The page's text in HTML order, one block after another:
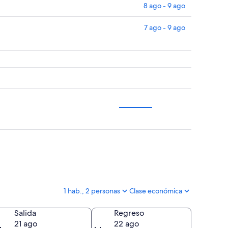
8 ago - 9 ago
7 ago - 9 ago
1 hab., 2 personas Clase económica
Salida
21 ago
Regreso
22 ago